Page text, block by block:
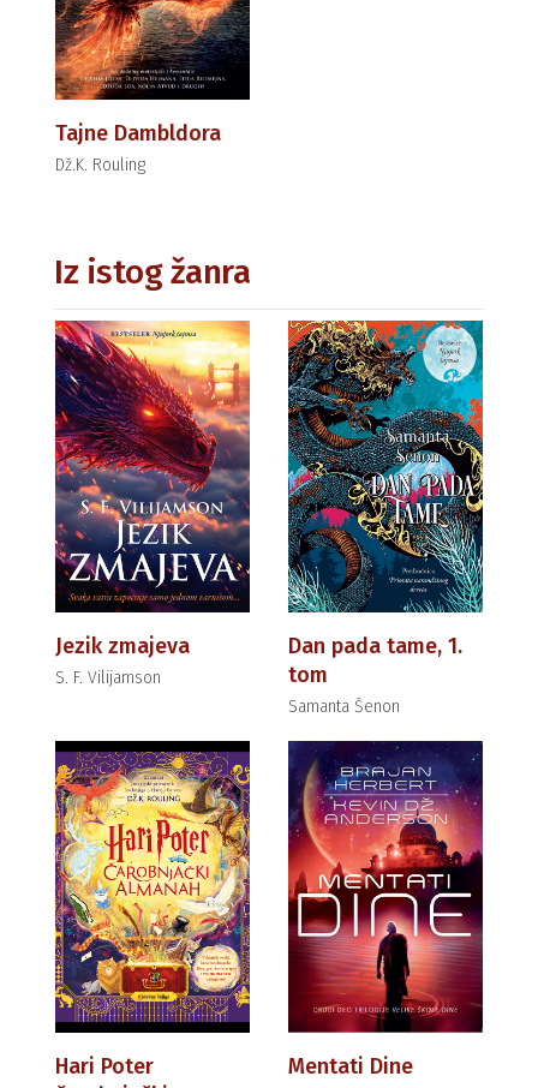
Tajne Dambldora
Dž.K. Rouling
Iz istog žanra
Jezik zmajeva
S. F. Vilijamson
Dan pada tame, 1.
tom
Samanta Šenon
Hari Poter
Mentati Dine